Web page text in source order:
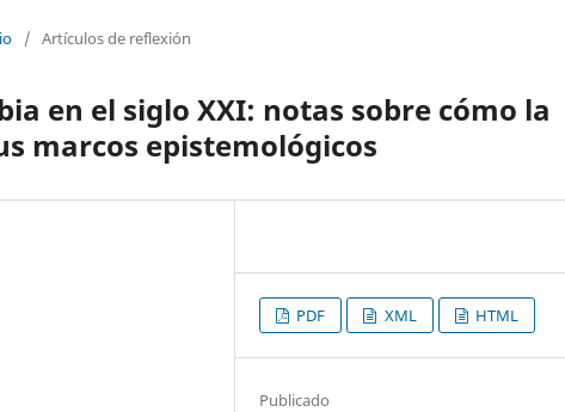
/ Artículos de reflexión
en el siglo XXI: notas sobre cómo la
marcos epistemológicos
PDF XML HTML
Publicado